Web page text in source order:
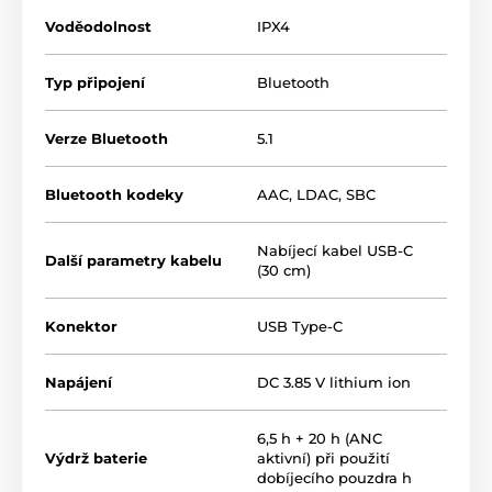
prirodzené stredy a tradične živé detaily s veľkou
energiou.
Okrem výnimočne vyspelého ladenia však slúchadlá
dokážu generovať aj príjemné ticho. SystémHybrid
ANCmožno kombinovať s funkciami
počuť pouličnú premávku alebo letiskové hlásenia.
meničes podmanivým
zvukom HiRes
Voděodolnost IPX4
Typ připojení Bluetooth
Verze Bluetooth 5.1
Bluetooth kodeky AAC, LDAC, SBC
Další parametry kabelu
Nabíjecí kabel USB-C
(30 cm)
Konektor USB Type-C
Napájení DC 3.85 V lithium ion
Výdrž baterie
6,5 h + 20 h (ANC
aktivní) při použití
dobíjecího pouzdra h